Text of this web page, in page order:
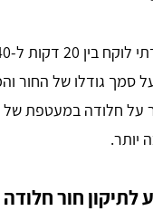
סמך גודלו של החור
על חלודה במעטפת
יותר.
לתיקון חור